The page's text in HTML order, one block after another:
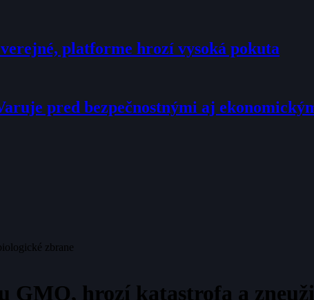
platforme hrozí vysoká pokuta
pred bezpečnostnými aj
zbrane
GMO, hrozí katastrofa a